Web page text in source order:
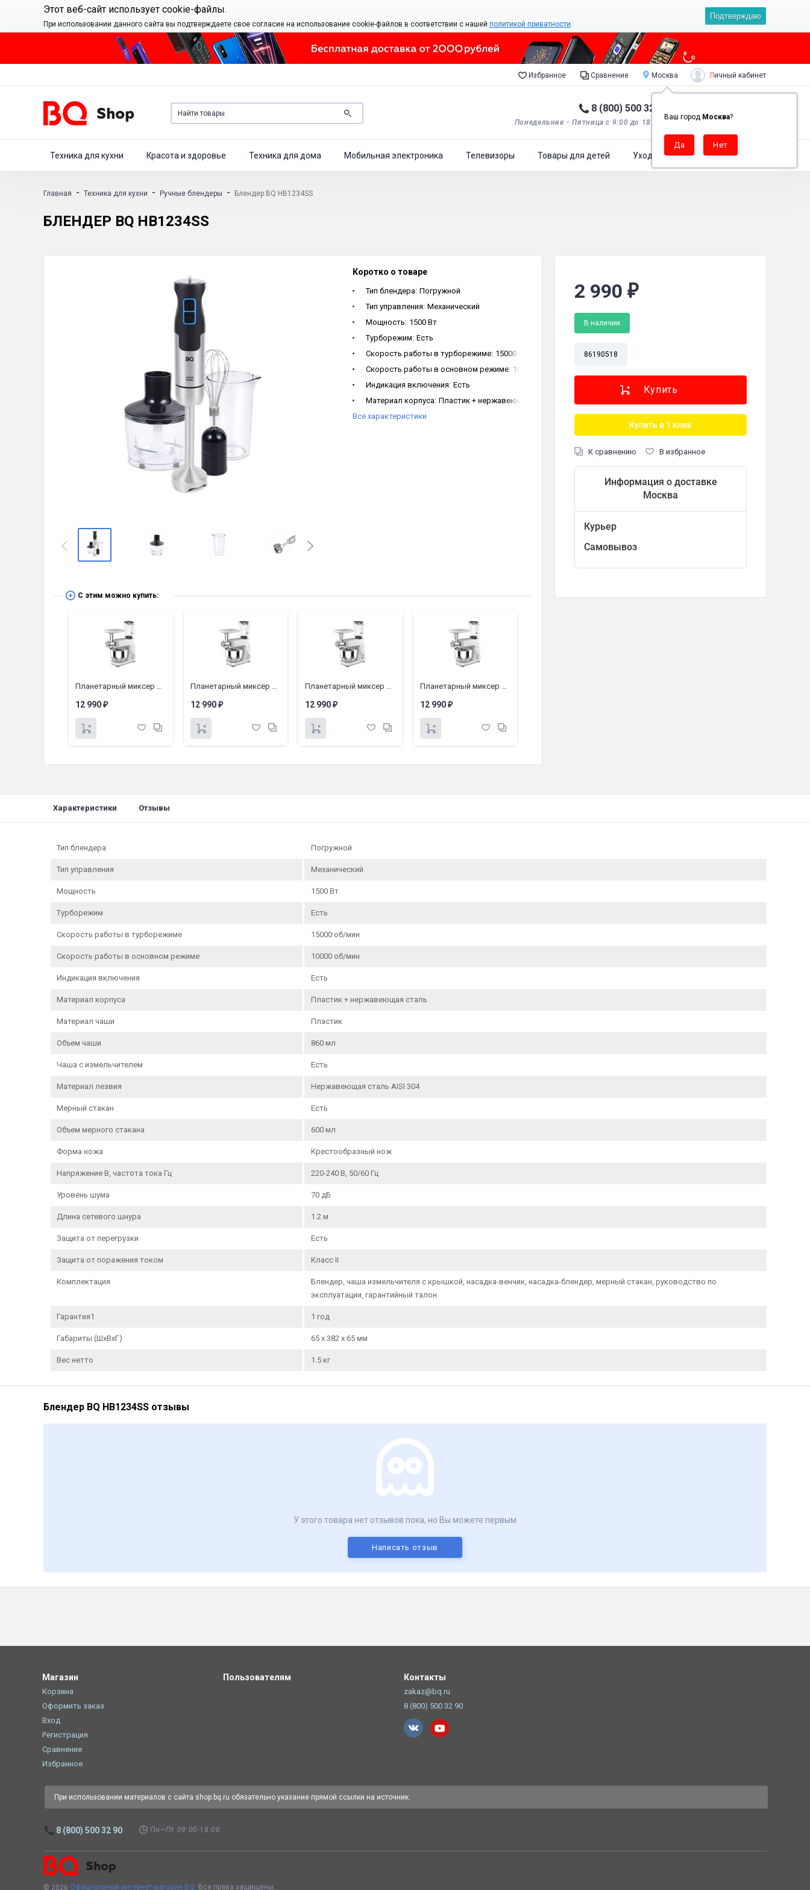
Этот веб-сайт использует cookie-файлы.
При использовании данного сайта вы подтверждаете свое согласие на использование cookie-файлов в соответствии с нашей политикой приватности.
Подтверждаю
Избранное Сравнение Москва
Ваш город Москва?
Личный кабинет
8 (800) 500 32 90
Понедельник - Пятница с 9:00 до 18:00*.
0 Корзина пуста
Техника для кухни Красота и здоровье Техника для дома Мобильная электроника Телевизоры Товары для детей Уход за одеждой
Главная - Техника для кухни - Ручные блендеры - Блендер BQ HB1234SS
БЛЕНДЕР BQ HB1234SS
2 990 ₽
В наличии
86190518
Купить в 1 клик
К сравнению В избранное
Информация о доставке
Москва
Курьер
Самовывоз
Коротко о товаре
Тип блендера: Погружной
Тип управления: Механический
Мощность: 1500 Вт
Турборежим: Есть
Скорость работы в турборежиме: 15000 об/мин
Скорость работы в основном режиме: 10000 об/мин
Индикация включения: Есть
Материал корпуса: Пластик + нержавеющая сталь
Материал чаши:
65 х 382 х 65 мм
Все характеристики
С этим можно купить:
12 990 ₽ 12 990 ₽ 12 990 ₽ 12 990 ₽
Характеристики Отзывы
Тип блендера Погружной
Тип управления Механический
Мощность 1500 Вт
Турборежим Есть
Скорость работы в турборежиме 15000 об/мин
Скорость работы в основном режиме 10000 об/мин
Индикация включения Есть
Материал корпуса Пластик + нержавеющая сталь
Материал чаши Пластик
Объем чаши 860 мл
Чаша с измельчителем Есть
Материал лезвия Нержавеющая сталь AISI 304
Мерный стакан Есть
Объем мерного стакана 600 мл
Форма ножа Крестообразный нож
Напряжение В, частота тока Гц 220-240 В, 50/60 Гц
Уровень шума 70 дБ
Длина сетевого шнура 1.2 м
Защита от перегрузки Есть
Защита от поражения током Класс II
Комплектация
Блендер, чаша измельчителя с крышкой, насадка-венчик, насадка-блендер, мерный стакан, руководство по
эксплуатации, гарантийный талон
Гарантия1 1 год
Габариты (ШxВxГ) 65 х 382 х 65 мм
Вес нетто 1.5 кг
Блендер BQ HB1234SS отзывы
У этого товара нет отзывов пока, но Вы можете первым
Написать отзыв
Магазин
Корзина
Оформить заказ
Вход
Регистрация
Сравнение
Избранное
Пользователям Контакты
zakaz@bq.ru
8 (800) 500 32 90
При использовании материалов с сайта shop.bq.ru обязательно указание прямой ссылки на источник.
8 (800) 500 32 90 Пн—Пт 09:00-18:00
© 2026 Официальный интернет-магазин BQ. Все права защищены.